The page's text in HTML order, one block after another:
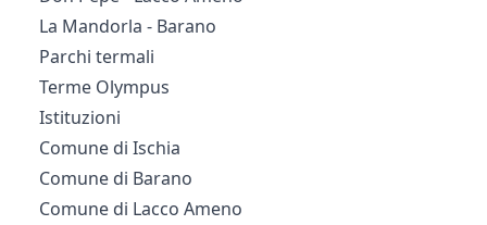
La Mandorla - Barano
Parchi termali
Terme Olympus
Istituzioni
Comune di Ischia
Comune di Barano
Comune di Lacco Ameno